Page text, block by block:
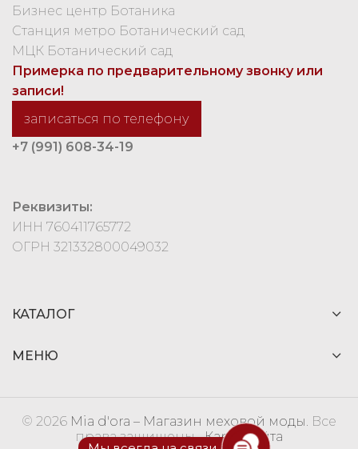
Бизнес центр Ботаника
Станция метро Ботанический сад
МЦК Ботанический сад
Примерка по предварительному звонку или
записи!
записаться по телефону
+7 (991) 608-34-19
Реквизиты:
ИНН 760411765772
ОГРН 321332800049032
КАТАЛОГ
МЕНЮ
© 2026 Mia d'ora – Магазин меховой моды. Все
права защищеныКарта сайта